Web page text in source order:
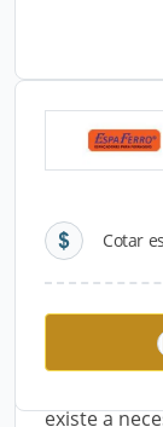
Cotar
Descrição
As Barras
ideais para
existe a